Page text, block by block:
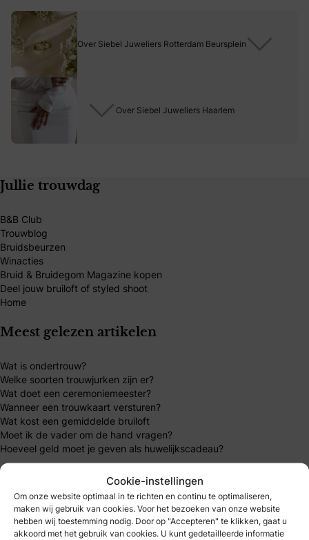
Cookie-instellingen
Om onze website optimaal in te richten en continu te optimaliseren,
maken wij gebruik van cookies. Voor het bezoeken van onze website
hebben wij toestemming nodig. Door op "Accepteren" te klikken, gaat u
akkoord met het gebruik van cookies. U kunt gedetailleerde informatie
Over Siebel Juweliers Haarlem
Over Siebel Juweliers Rotterdam Beursplein
Jullie trouwdag
B&B Club
Trouwblog
Bruidsbeurzen
Winacties
Bruid & Bruidegom Magazine kopen
Deel jouw bruiloft of styled shoot
Home
Meest gelezen artikelen
Wat is ondertrouw?
Welke soorten trouwjurken zijn er?
Wat doet een ceremoniemeester?
Wanneer een trouwkaart versturen?
Wat kost een gemiddelde bruiloft
Moet ik de vader om de hand vragen?
Hoeveel geld moet je geven als huwelijkscadeau?
B&B Club – inloggen
B&B Club – registreren